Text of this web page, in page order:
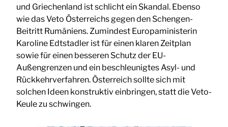
und Griechenland ist schlicht ein Skandal. Ebenso
wie das Veto Österreichs gegen den Schengen-
Beitritt Rumäniens. Zumindest Europaministerin
Karoline Edtstadler ist für einen klaren Zeitplan
sowie für einen besseren Schutz der EU-
Außengrenzen und ein beschleunigtes Asyl- und
Rückkehrverfahren. Österreich sollte sich mit
solchen Ideen konstruktiv einbringen, statt die Veto-
Keule zu schwingen.